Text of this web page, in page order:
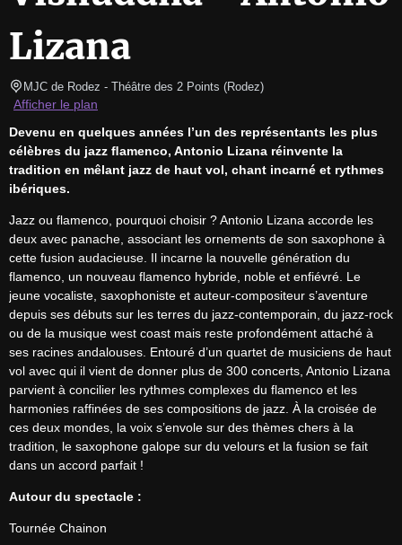
Lizana
MJC de Rodez - Théâtre des 2 Points (Rodez)
Afficher le plan
Devenu en quelques années l’un des représentants les plus
célèbres du jazz ﬂamenco, Antonio Lizana réinvente la
tradition en mêlant jazz de haut vol, chant incarné et rythmes
ibériques.
Jazz ou flamenco, pourquoi choisir ? Antonio Lizana accorde les
deux avec panache, associant les ornements de son saxophone à
cette fusion audacieuse. Il incarne la nouvelle génération du
flamenco, un nouveau flamenco hybride, noble et enfiévré. Le
jeune vocaliste, saxophoniste et auteur-compositeur s’aventure
depuis ses débuts sur les terres du jazz-contemporain, du jazz-rock
ou de la musique west coast mais reste profondément attaché à
ses racines andalouses. Entouré d’un quartet de musiciens de haut
vol avec qui il vient de donner plus de 300 concerts, Antonio Lizana
parvient à concilier les rythmes complexes du flamenco et les
harmonies raffinées de ses compositions de jazz. À la croisée de
ces deux mondes, la voix s’envole sur des thèmes chers à la
tradition, le saxophone galope sur du velours et la fusion se fait
dans un accord parfait !
Autour du spectacle :
Tournée Chainon